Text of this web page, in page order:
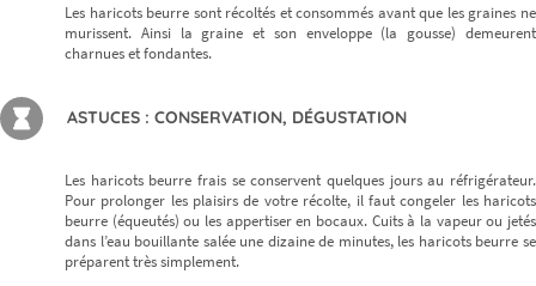
Les haricots beurre sont récoltés et consommés avant que les graines ne
murissent. Ainsi la graine et son enveloppe (la gousse) demeurent
charnues et fondantes.
ASTUCES : CONSERVATION, DÉGUSTATION
Les haricots beurre frais se conservent quelques jours au réfrigérateur.
Pour prolonger les plaisirs de votre récolte, il faut congeler les haricots
beurre (équeutés) ou les appertiser en bocaux. Cuits à la vapeur ou jetés
dans l’eau bouillante salée une dizaine de minutes, les haricots beurre se
préparent très simplement.